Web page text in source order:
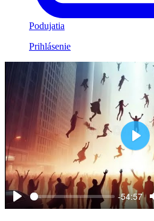
Podujatia
Prihlásenie
Play
-54:57
Play